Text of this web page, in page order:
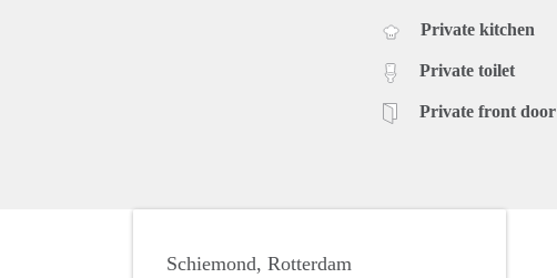
Private kitchen
Private toilet
Private front door
Schiemond, Rotterdam